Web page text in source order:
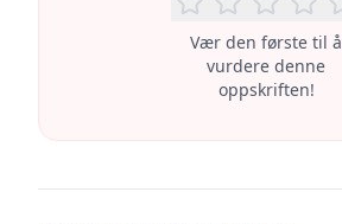
Vær den første til å
vurdere denne
oppskriften!